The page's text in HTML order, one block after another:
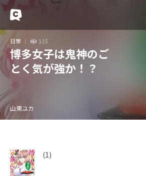
日常 115
博多女子は鬼神のご
とく気が強か！？
山東ユカ
(1)